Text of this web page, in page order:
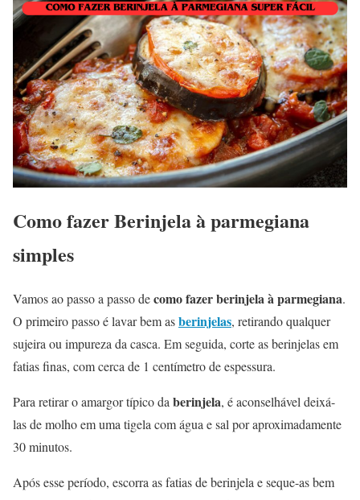
Como fazer Berinjela à parmegiana
simples
Vamos ao passo a passo decomo fazer berinjela à parmegiana.
O primeiro passo é lavar bem asberinjelas, retirando qualquer
sujeira ou impureza da casca. Em seguida, corte as berinjelas em
fatias finas, com cerca de 1 centímetro de espessura.
Para retirar o amargor típico da berinjela, é aconselhável deixá-
las de molho em uma tigela com água e sal por aproximadamente
30 minutos.
Após esse período, escorra as fatias de berinjela e seque-as bem